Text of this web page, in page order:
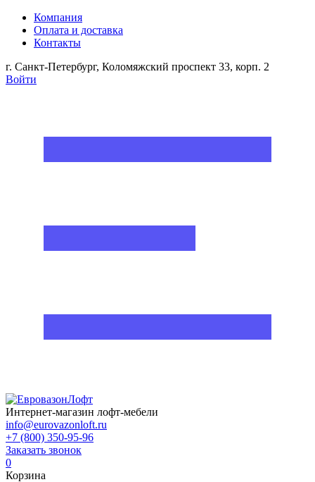
Компания
Оплата и доставка
Контакты
г. Санкт-Петербург, Коломяжский проспект 33, корп. 2
Войти
Интернет-магазин лофт-мебели
info@eurovazonloft.ru
+7 (800) 350-95-96
Заказать звонок
0
Корзина